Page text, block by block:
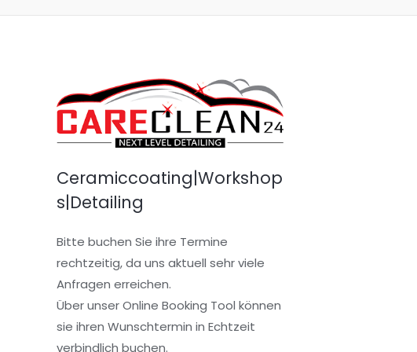
Ceramiccoating|Workshop
s|Detailing
Bitte buchen Sie ihre Termine
rechtzeitig, da uns aktuell sehr viele
Anfragen erreichen.
Über unser Online Booking Tool können
sie ihren Wunschtermin in Echtzeit
verbindlich buchen.